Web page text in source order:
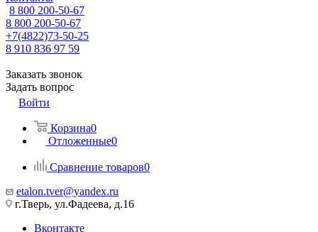
8 800 200-50-67
8 800 200-50-67
+7(4822)73-50-25
8 910 836 97 59
Заказать звонок
Задать вопрос
Войти
Корзина0
Отложенные0
Сравнение товаров0
etalon.tver@yandex.ru
г.Тверь, ул.Фадеева, д.16
Вконтакте